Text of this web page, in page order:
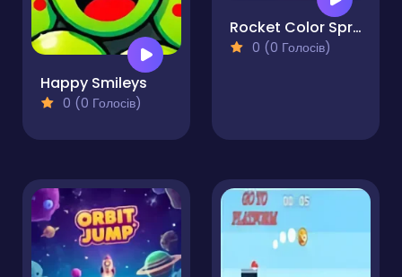
Happy Smileys
0 (0 Голосів)
Rocket Color Sprint
0 (0 Голосів)